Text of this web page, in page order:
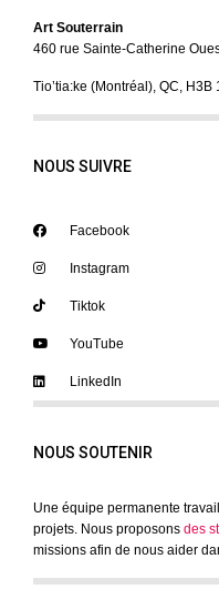
Art Souterrain
460 rue Sainte-Catherine
Tio’tia:ke (Montréal), QC, H3B
NOUS SUIVRE
Facebook
Instagram
Tiktok
YouTube
LinkedIn
NOUS SOUTENIR
Une équipe permanente
projets. Nous proposons des
missions afin de nous aider